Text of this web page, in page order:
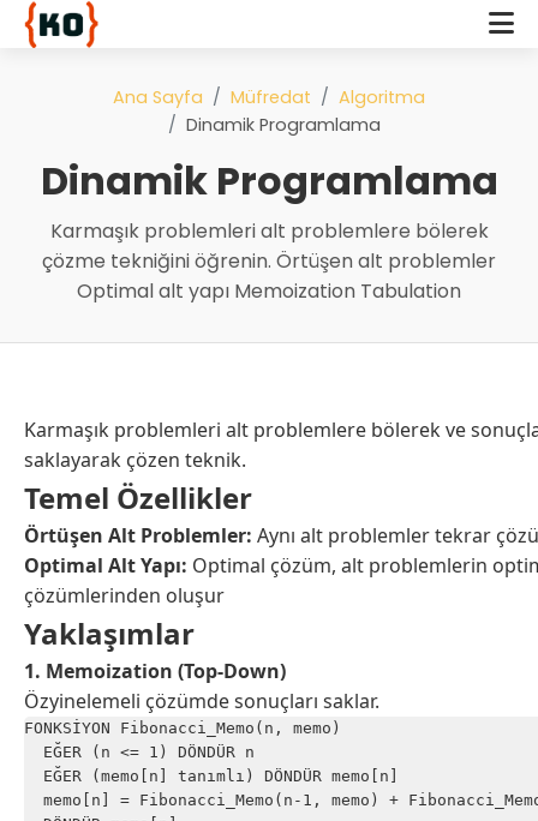
Ana Sayfa Müfredat
Algoritma
Dinamik Programlama
Dinamik Programlama
Karmaşık problemleri alt problemlere bölerek
çözme tekniğini öğrenin. Örtüşen alt problemler
Optimal alt yapı Memoization Tabulation
Karmaşık problemleri alt problemlere bölerek ve
saklayarak çözen teknik.
Temel Özellikler
Örtüşen Alt Problemler: Aynı alt problemler tekrar
Optimal Alt Yapı: Optimal çözüm, alt problemlerin
çözümlerinden oluşur
Yaklaşımlar
1. Memoization (Top-Down)
Özyinelemeli çözümde sonuçları saklar.
FONKSİYON Fibonacci_Memo(n, memo)
  EĞER (n <= 1) DÖNDÜR n
  EĞER (memo[n] tanımlı) DÖNDÜR memo[n]
memo[n] = Fibonacci_Memo(n-1, memo) +